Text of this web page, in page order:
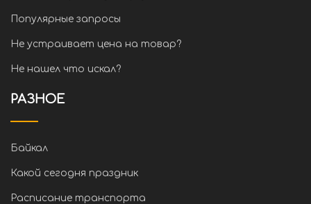
Популярные запросы
Не устраивает цена на товар?
Не нашел что искал?
РАЗНОЕ
Байкал
Какой сегодня праздник
Расписание транспорта